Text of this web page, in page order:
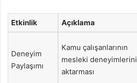
Etkinlik Açıklama
Deneyim
Paylaşımı
Kamu çalışanlarının
mesleki deneyimlerini
aktarması